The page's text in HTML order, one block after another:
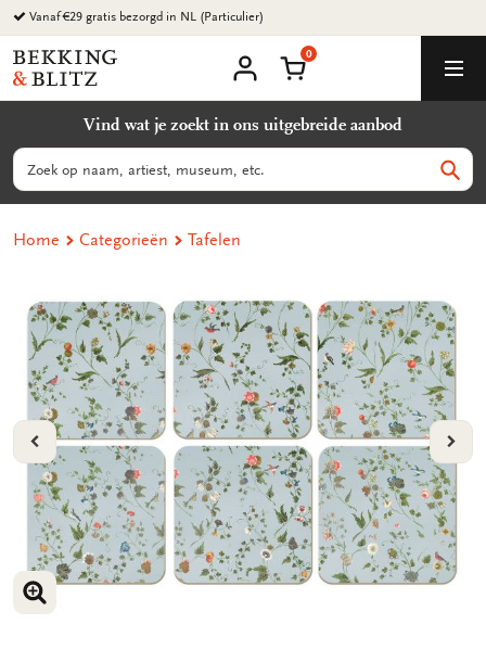
Ga
naar
content
Vanaf €29 gratis bezorgd in NL (Particulier)
Bekking
&
B.V.
account
Winkelmand
0
Vind wat je zoekt in ons uitgebreide aanbod
Zoeken
Home Categorieën Tafelen
VORIGE
VERGROOT AFBEELDING
VERGROOT AFBEELDING